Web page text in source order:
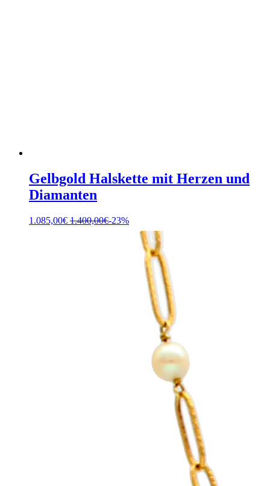
Gelbgold Halskette mit Herzen und
Diamanten
1.085,00€ 1.400,00€-23%